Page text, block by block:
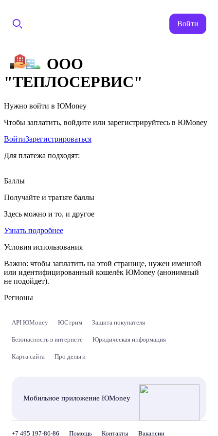
Войти
ООО
"ТЕПЛОСЕРВИС"
Нужно войти в ЮMoney
Чтобы заплатить, войдите или зарегистрируйтесь в ЮMoney
ВойтиЗарегистрироваться
Для платежа подходят:
Баллы
Получайте и тратьте баллы
Здесь можно и то, и другое
Узнать подробнее
Условия использования
Важно: чтобы заплатить на этой странице, нужен именной
или идентифицированный кошелёк ЮMoney (анонимный
не подойдет).
Регионы
API ЮMoney ЮСтрим Защита покупателя
Безопасность в интернете Юридическая информация
Карта сайта Про деньги
Мобильное приложение ЮMoney
+7 495 197-86-86 Помощь Контакты Вакансии